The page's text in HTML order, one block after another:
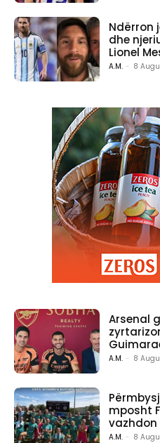
Ndërron
dhe
Lionel
A.M. - 8
Arsenal
A.M. - 8
mposht
A.M. - 8